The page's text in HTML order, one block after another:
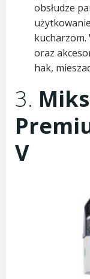
obsłudze
kucharzom.
oraz
hak,
3.
V